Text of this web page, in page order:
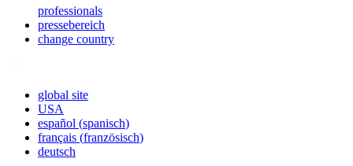
professionals
pressebereich
change country
global site
USA
español (spanisch)
français (französisch)
deutsch